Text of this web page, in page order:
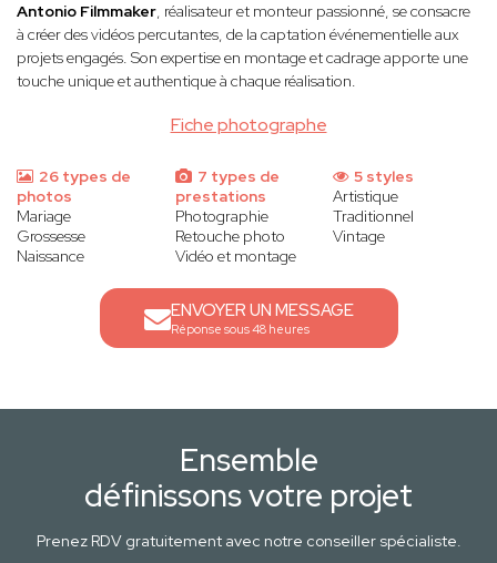
Fiche photographe
Antonio Filmmaker, réalisateur et monteur passionné, se consacre
à créer des vidéos percutantes, de la captation événementielle aux
projets engagés. Son expertise en montage et cadrage apporte une
touche unique et authentique à chaque réalisation.
26 types de
photos
Mariage
Grossesse
Naissance
7 types de
prestations
Photographie
Retouche photo
Vidéo et montage
5 styles
Artistique
Traditionnel
Vintage
ENVOYER UN MESSAGE
Réponse sous 48 heures
Ensemble
définissons votre projet
Prenez RDV gratuitement avec notre conseiller spécialiste.